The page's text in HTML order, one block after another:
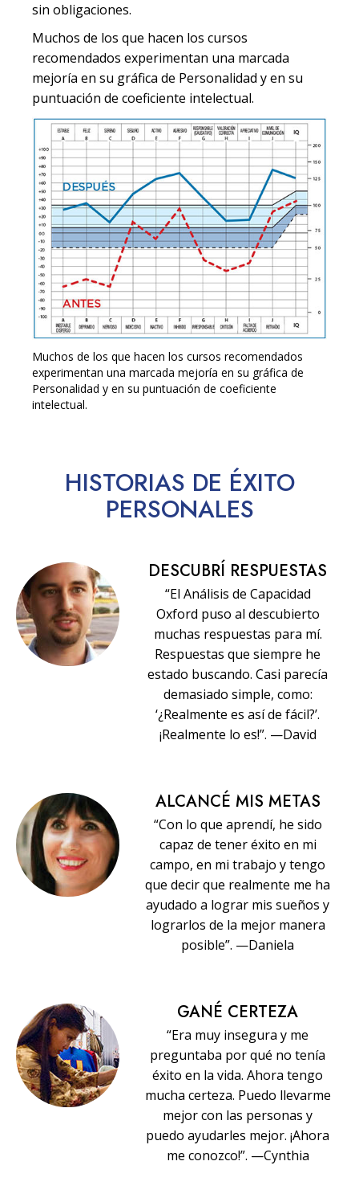
sin obligaciones.
Muchos de los que hacen los cursos
recomendados experimentan una marcada
mejoría en su gráfica de Personalidad y en su
puntuación de coeficiente intelectual.
Muchos de los que hacen los cursos recomendados
experimentan una marcada mejoría en su gráfica de
Personalidad y en su puntuación de coeficiente
intelectual.
HISTORIAS DE ÉXITO
PERSONALES
DESCUBRÍ RESPUESTAS
“El Análisis de Capacidad
Oxford puso al descubierto
muchas respuestas para mí.
Respuestas que siempre he
estado buscando. Casi parecía
demasiado simple, como:
‘¿Realmente es así de fácil?’.
¡Realmente lo es!”. —David
ALCANCÉ MIS METAS
“Con lo que aprendí, he sido
capaz de tener éxito en mi
campo, en mi trabajo y tengo
que decir que realmente me ha
ayudado a lograr mis sueños y
lograrlos de la mejor manera
posible”. —Daniela
GANÉ CERTEZA
“Era muy insegura y me
preguntaba por qué no tenía
éxito en la vida. Ahora tengo
mucha certeza. Puedo llevarme
mejor con las personas y
puedo ayudarles mejor. ¡Ahora
me conozco!”. —Cynthia